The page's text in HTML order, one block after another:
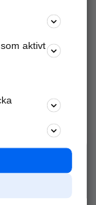
mot
dig.
aktivt